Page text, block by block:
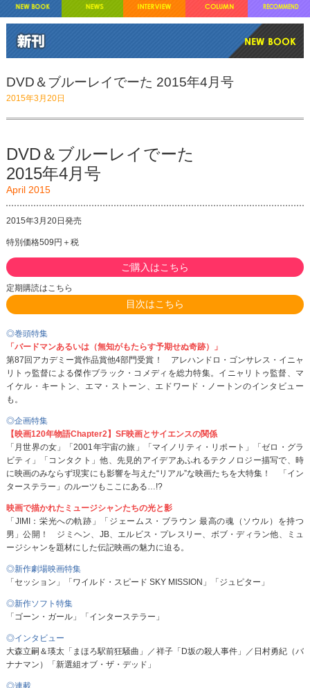
DVD＆ブルーレイでーた 2015年4月号
2015年3月20日
DVD＆ブルーレイでーた
2015年4月号
April 2015
2015年3月20日発売
特別価格509円＋税
ご購入はこちら
定期購読はこちら
目次はこちら
◎巻頭特集
「バードマンあるいは（無知がもたらす予期せぬ奇跡）」
第87回アカデミー賞作品賞他4部門受賞！ アレハンドロ・ゴンサレス・イニャ
リトゥ監督による傑作ブラック・コメディを総力特集。イニャリトゥ監督、マ
イケル・キートン、エマ・ストーン、エドワード・ノートンのインタビュー
も。
◎企画特集
【映画120年物語Chapter2】SF映画とサイエンスの関係
「月世界の女」「2001年宇宙の旅」「マイノリティ・リポート」「ゼロ・グラ
ビティ」「コンタクト」他、先見的アイデアあふれるテクノロジー描写で、時
に映画のみならず現実にも影響を与えた“リアル”な映画たちを大特集！ 「イン
ターステラー」のルーツもここにある…!?
映画で描かれたミュージシャンたちの光と影
「JIMI：栄光への軌跡」「ジェームス・ブラウン 最高の魂（ソウル）を持つ
男」公開！ ジミヘン、JB、エルビス・プレスリー、ボブ・ディラン他、ミュ
ージシャンを題材にした伝記映画の魅力に迫る。
◎新作劇場映画特集
「セッション」「ワイルド・スピード SKY MISSION」「ジュピター」
◎新作ソフト特集
「ゴーン・ガール」「インターステラー」
◎インタビュー
大森立嗣＆瑛太「まほろ駅前狂騒曲」／祥子「D坂の殺人事件」／日村勇紀（バ
ナナマン）「新選組オブ・ザ・デッド」
◎連載